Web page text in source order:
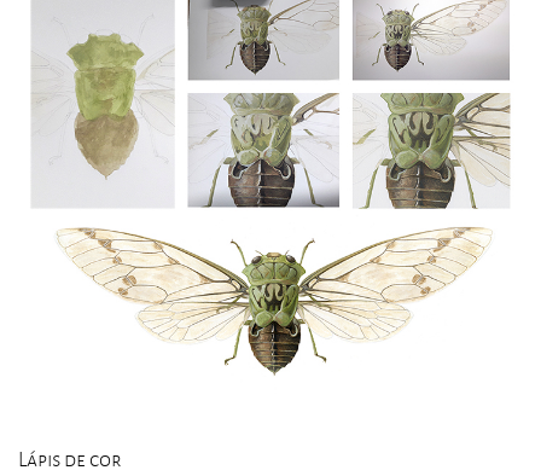
Lápis de cor